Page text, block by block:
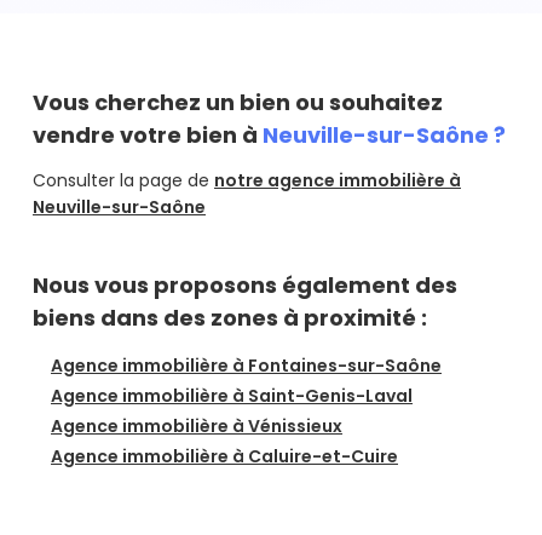
Vous cherchez un bien ou souhaitez
vendre votre bien à Neuville-sur-Saône ?
Consulter la page de notre agence immobilière à
Neuville-sur-Saône
Nous vous proposons également des
biens dans des zones à proximité :
Agence immobilière à Fontaines-sur-Saône
Agence immobilière à Saint-Genis-Laval
Agence immobilière à Vénissieux
Agence immobilière à Caluire-et-Cuire